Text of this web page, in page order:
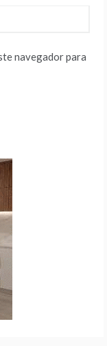
navegador para